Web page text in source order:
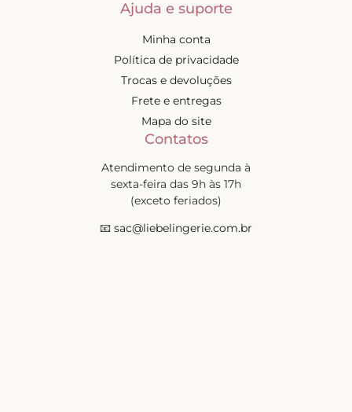
Ajuda e suporte
Minha conta
Política de privacidade
Trocas e devoluções
Frete e entregas
Mapa do site
Contatos
Atendimento de segunda à
sexta-feira das 9h às 17h
(exceto feriados)
📧 sac@liebelingerie.com.br